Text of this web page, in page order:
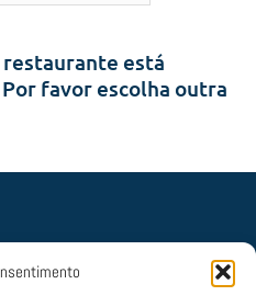
restaurante está
favor escolha outra